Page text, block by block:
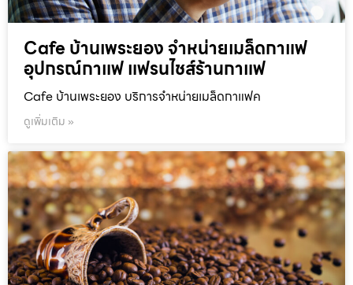
Cafe บ้านเพระยอง จำหน่ายเมล็ดกาแฟ
อุปกรณ์กาแฟ แฟรนไชส์ร้านกาแฟ
Cafe บ้านเพระยอง บริการจำหน่ายเมล็ดกาแฟค
ดูเพิ่มเติม »